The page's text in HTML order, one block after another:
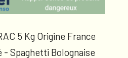
5 Kg Origine France
Spaghetti Bolognaise